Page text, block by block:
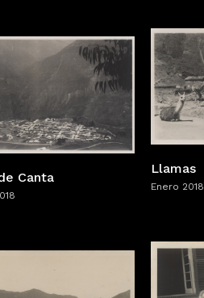
Llamas
Enero 2018
Canta